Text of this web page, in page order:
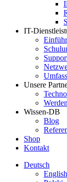
IT-
Unsere
Wissen-DB
Blog
Shop
Kontakt
Deutsch
English